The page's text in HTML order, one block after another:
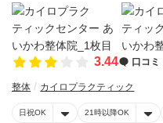
3.44 口コミ
整体 カイロプラクティック
日祝OK 21時以降OK